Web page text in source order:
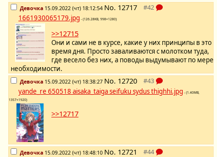
Девочка 15.09.2022 (чт) 18:12:54 No. 12717
1661930065179.jpg - (126.28KB, 998×1280)
>>12715
Они и сами не в курсе, какие у них принципы в это
время дня. Просто заваливаются с молотком туда,
где весело без них, а поводы выдумывают по мере
необходимости.
Девочка 15.09.2022 (чт) 18:38:27 No. 12720
yande_re 650518 aisaka_taiga seifuku sydus thighhi.jpg - (1.40MB,
1357×1920)
>>12717
Девочка 15.09.2022 (чт) 18:48:10 No. 12721